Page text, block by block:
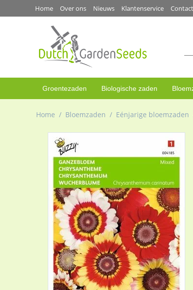
Home Over ons Nieuws Klantenservice Contact
Groentezaden Biologische zaden
Home / Bloemzaden / Eénjarige bloemzaden